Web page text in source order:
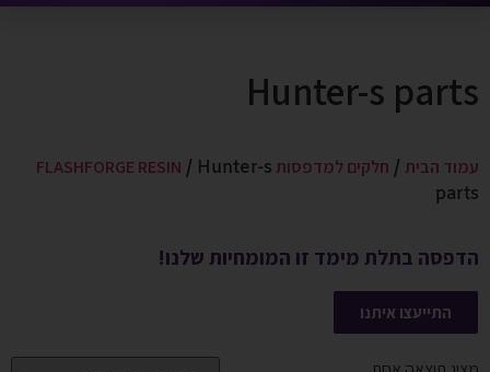
Hunter-s parts
עמוד הבית / חלקים למדפסות FLASHFORGE RESIN / Hunter-s
parts
הדפסה בתלת מימד זו המומחיות שלנו!
התייעצו איתנו